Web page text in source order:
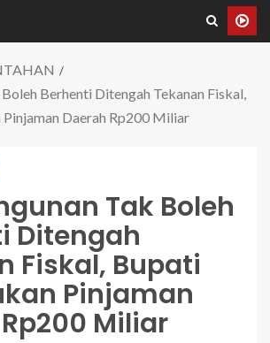
Berhenti Ditengah Tekanan Fiskal,
Daerah Rp200 Miliar
Tak Boleh
Ditengah
Fiskal, Bupati
Pinjaman
Miliar